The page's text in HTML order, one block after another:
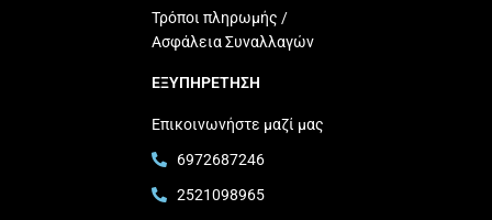
Τρόποι πληρωμής /
Ασφάλεια Συναλλαγών
ΕΞΥΠΗΡΕΤΗΣΗ
Επικοινωνήστε μαζί μας
6972687246
2521098965